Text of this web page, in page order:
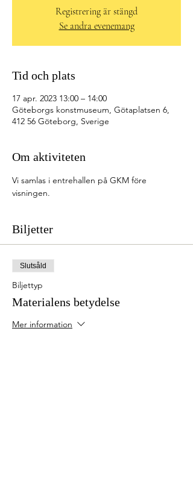
Registrering är stängd
Se andra evenemang
Tid och plats
17 apr. 2023 13:00 – 14:00
Göteborgs konstmuseum, Götaplatsen 6,
412 56 Göteborg, Sverige
Om aktiviteten
Vi samlas i entrehallen på GKM före
visningen.
Biljetter
Slutsåld
Biljettyp
Materialens betydelse
Mer information